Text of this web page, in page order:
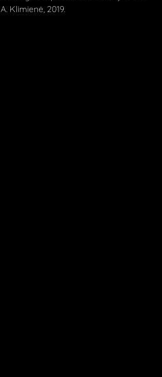
A. Klimienė, 2019.